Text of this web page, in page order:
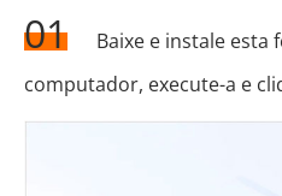
01
Baixe e instale esta
computador, execute-a e